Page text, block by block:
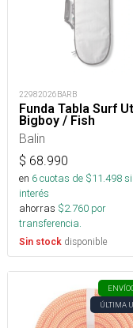
22982026BARB
Funda Tabla Surf
Bigboy / Fish
Balin
$ 68.990
en 6cuotas de $11.498
interés
ahorras $2.760 por
transferencia.
Sin stock disponible
ENVÍO
ÚLTIMA